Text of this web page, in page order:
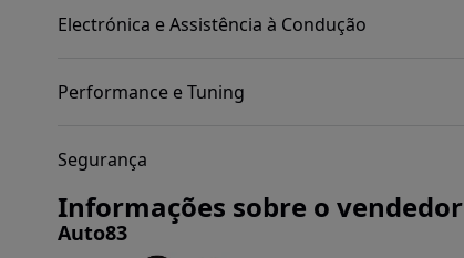
Electrónica e Assistência à Condução
Performance e Tuning
Segurança
Informações sobre o vendedor
Auto83